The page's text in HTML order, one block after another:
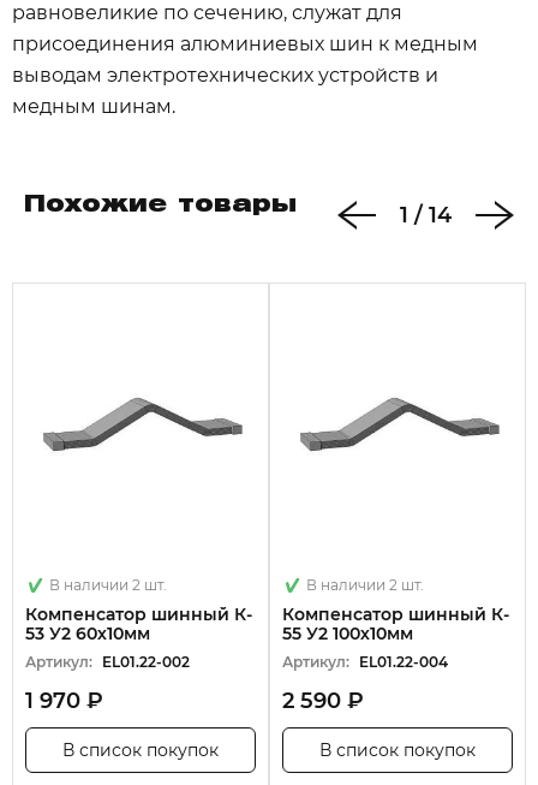
равновеликие по сечению, служат для
присоединения алюминиевых шин к медным
выводам электротехнических устройств и
медным шинам.
Похожие товары 1 / 14
В наличии 2 шт.
Компенсатор шинный К-
53 У2 60х10мм
Артикул: EL01.22-002
1 970 ₽
В список покупок
В наличии 2 шт.
Компенсатор шинный К-
55 У2 100х10мм
Артикул: EL01.22-004
2 590 ₽
В список покупок